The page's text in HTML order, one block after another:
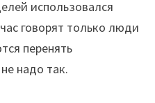
использовался
говорят только люди
перенять
надо так.